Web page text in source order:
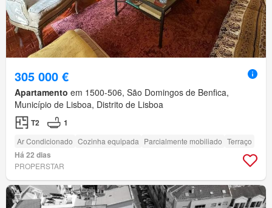
305 000 €
Apartamento em 1500-506, São Domingos de Benfica,
Município de Lisboa, Distrito de Lisboa
T2 1
Ar Condicionado Cozinha equipada Parcialmente mobiliado Terraço
Há 22 dias
PROPERSTAR